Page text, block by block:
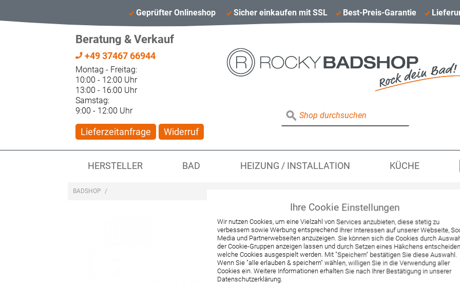
Geprüfter Onlineshop Sicher einkaufen mit SSL Best-Preis-Garantie
Beratung & Verkauf
+49 37467 66944
Montag - Freitag:
10:00 - 12:00 Uhr
13:00 - 16:00 Uhr
Samstag:
9:00 - 12:00 Uhr
Lieferzeitanfrage Widerruf
HERSTELLER BAD HEIZUNG / INSTALLATION KÜCHE
BADSHOP /
Hansgrohe
chrom mit Rubit
Artikelnummer:28467000
Hersteller: Hansgrohe
Lieferzeit:1-2 Wochen²
Ihre Cookie Einstellungen
Wir nutzen Cookies, um eine Vielzahl von Services anzubieten, diese stetig zu
verbessern sowie Werbung entsprechend Ihrer Interessen auf unserer Webseite,
Media und Partnerwebseiten anzuzeigen. Sie können sich die Cookies durch
der Cookie-Gruppen anzeigen lassen und durch Setzen eines Häkchens
welche Cookies ausgespielt werden. Mit "Speichern" bestätigen Sie diese Auswahl.
Wenn Sie "alle erlauben & speichern" wählen, willigen Sie in die Verwendung aller
Cookies ein. Weitere Informationen erhalten Sie nach Ihrer Bestätigung in unserer
Datenschutzerklärung.